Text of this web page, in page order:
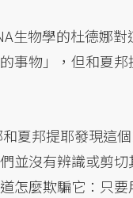
生物學的杜德娜
事物」，但和夏
夏邦提耶發現這
並沒有辨識或剪
怎麼欺騙它：只